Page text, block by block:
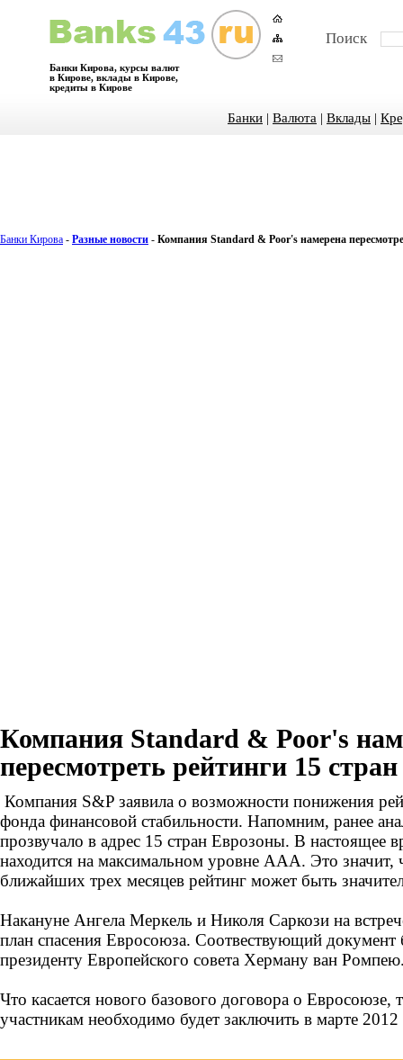
Банки Кирова, курсы валют
в Кирове, вклады в Кирове,
кредиты в Кирове
Поиск
Банки | Валюта | Вклады |
Банки Кирова - Разные новости - Компания Standard & Poor's намерена
Компания Standard & Poor's
пересмотреть рейтинги 15
Компания S&P заявила о возможности понижения
фонда финансовой стабильности. Напомним, ранее
прозвучало в адрес 15 стран Еврозоны. В настоящее
находится на максимальном уровне ААА. Это значит,
ближайших трех месяцев рейтинг может быть
Накануне Ангела Меркель и Николя Саркози на
план спасения Евросоюза. Соотвествующий документ
президенту Европейского совета Херману ван
Что касается нового базового договора о Евросоюзе,
участникам необходимо будет заключить в марте 2012